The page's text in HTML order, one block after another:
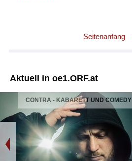
Seitenanfang
Aktuell in oe1.ORF.at
CONTRA - KABARETT UND COMEDY